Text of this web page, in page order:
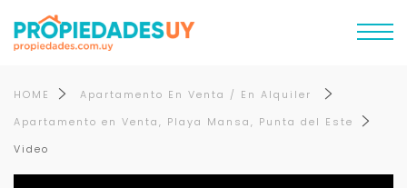
HOME
Apartamento En Venta / En Alquiler
Apartamento en Venta, Playa Mansa, Punta del Este
Video